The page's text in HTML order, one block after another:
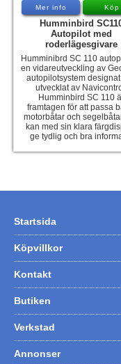
Mer info Köp
Humminbird
Autopilot med
roderlägesgivare
Humminibrd SC 110
en vidareutveckling av
autopilotsystem
utvecklat av
Humminbird SC 110
framtagen för att passa
motorbåtar och
kan med sin klara
ge tydlig och bra
Startsida
Köpvillkor
Kontakt
Butiken
Verkstad
Annonser